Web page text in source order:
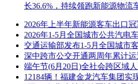
长36.6%，持续领跑新能源物流
2026年上半年新能源客车出口冠
2026年1-5月全国城市公共汽电
交通运输部发布1-5月全国城市
深中跨市公交开通两周年累计
端午节(6月20日)全社会跨区域
12184辆！福建金龙汽车集团实